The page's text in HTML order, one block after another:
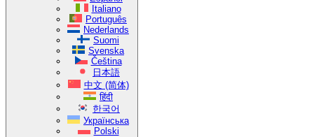
Italiano
Português
Nederlands
Suomi
Svenska
Čeština
日本語
中文 (简体)
हिंदी
한국어
Українська
Polski